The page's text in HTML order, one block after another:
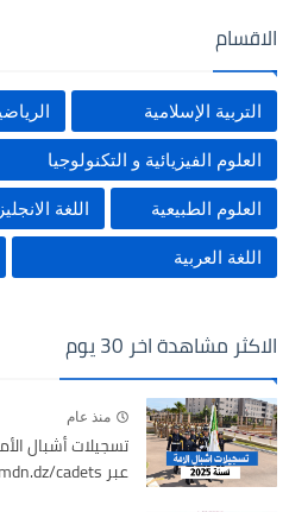
الاقسام
التربية الإسلامية
العلوم الفيزيائية و التكنولوجيا
العلوم الطبيعية اللغة
اللغة العربية
الاكثر مشاهدة اخر 30 يوم
منذ عام
عبر preinscription.mdn.dz/cadets